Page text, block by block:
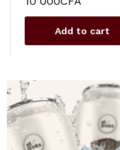
Add to cart